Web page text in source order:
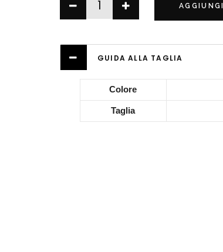
GUIDA ALLA TAGLIA
Colore
Taglia